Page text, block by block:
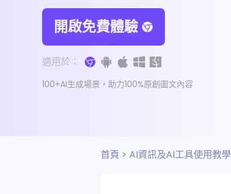
開啟免費體驗
適用於：
100+AI生成場景，助力100%原創圖文內容
首頁 > AI資訊及AI工具使用教學